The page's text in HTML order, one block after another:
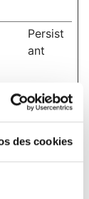
des cookies
Persist
ant